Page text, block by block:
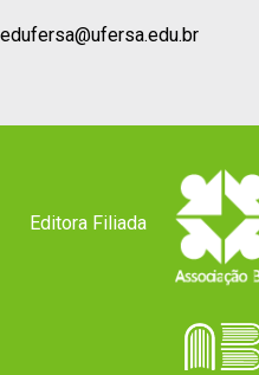
edufersa@ufersa.edu.br
Editora Filiada